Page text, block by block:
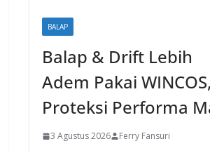
BALAP
Balap & Drift Lebih
Adem Pakai WINCOS,
Proteksi Performa
3 Agustus 2026 Ferry Fansuri